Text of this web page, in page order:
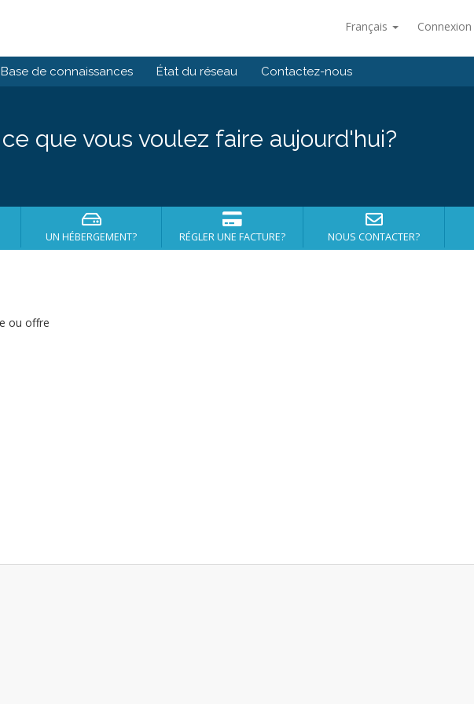
Français Connexion
Base de connaissances État du réseau Contactez-nous
que vous voulez faire aujourd'hui?
UN HÉBERGEMENT? RÉGLER UNE FACTURE? NOUS CONTACTER?
ou offre